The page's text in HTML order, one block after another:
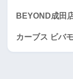
BEYOND成田
カーブス ビバ